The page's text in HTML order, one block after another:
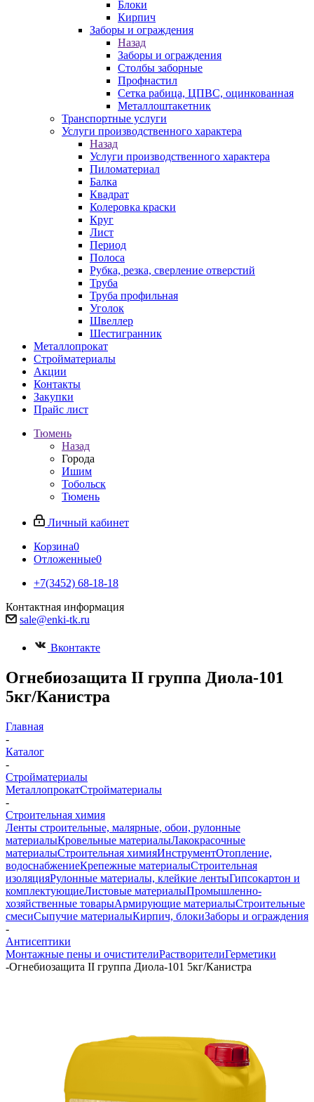
Блоки
Кирпич
Заборы и ограждения
Назад
Заборы и ограждения
Столбы заборные
Профнастил
Сетка рабица, ЦПВС, оцинкованная
Металлоштакетник
Транспортные услуги
Услуги производственного характера
Назад
Услуги производственного характера
Пиломатериал
Балка
Квадрат
Колеровка краски
Круг
Лист
Период
Полоса
Рубка, резка, сверление отверстий
Труба
Труба профильная
Уголок
Швеллер
Шестигранник
Металлопрокат
Стройматериалы
Акции
Контакты
Закупки
Прайс лист
Тюмень
Назад
Города
Ишим
Тобольск
Тюмень
Личный кабинет
Корзина0
Отложенные0
+7(3452) 68-18-18
Контактная информация
sale@enki-tk.ru
Вконтакте
Огнебиозащита II группа Диола-101
5кг/Канистра
Главная
-
Каталог
-
Стройматериалы
МеталлопрокатСтройматериалы
-
Строительная химия
Ленты строительные, малярные, обои, рулонные
материалыКровельные материалыЛакокрасочные
материалыСтроительная химияИнструментОтопление,
водоснабжениеКрепежные материалыСтроительная
изоляцияРулонные материалы, клейкие лентыГипсокартон и
комплектующиеЛистовые материалыПромышленно-
хозяйственные товарыАрмирующие материалыСтроительные
смесиСыпучие материалыКирпич, блокиЗаборы и ограждения
-
Антисептики
Монтажные пены и очистителиРастворителиГерметики
-Огнебиозащита II группа Диола-101 5кг/Канистра